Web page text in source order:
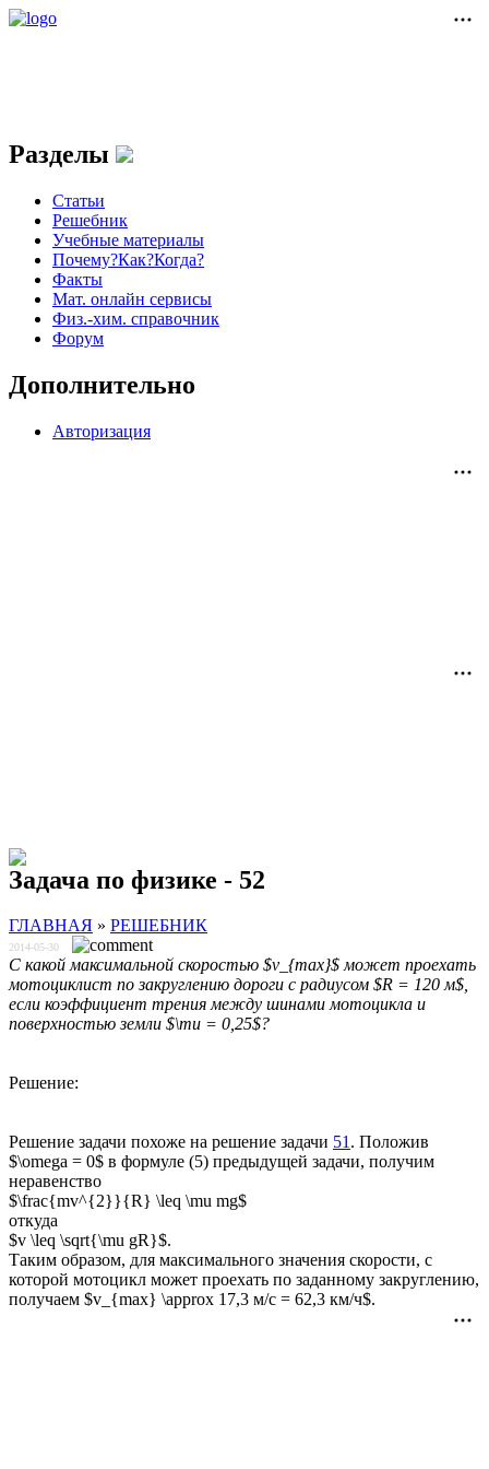
Разделы
Статьи
Решебник
Учебные материалы
Почему?Как?Когда?
Факты
Мат. онлайн сервисы
Физ.-хим. справочник
Форум
Дополнительно
Авторизация
Задача по физике - 52
ГЛАВНАЯ » РЕШЕБНИК
2014-05-30
С какой максимальной скоростью $v_{max}$ может проехать
мотоциклист по закруглению дороги с радиусом $R = 120 м$,
если коэффициент трения между шинами мотоцикла и
поверхностью земли $\mu = 0,25$?
Решение:
Решение задачи похоже на решение задачи 51. Положив
$\omega = 0$ в формуле (5) предыдущей задачи, получим
неравенство
$\frac{mv^{2}}{R} \leq \mu mg$
откуда
$v \leq \sqrt{\mu gR}$.
Таким образом, для максимального значения скорости, с
которой мотоцикл может проехать по заданному закруглению,
получаем $v_{max} \approx 17,3 м/с = 62,3 км/ч$.